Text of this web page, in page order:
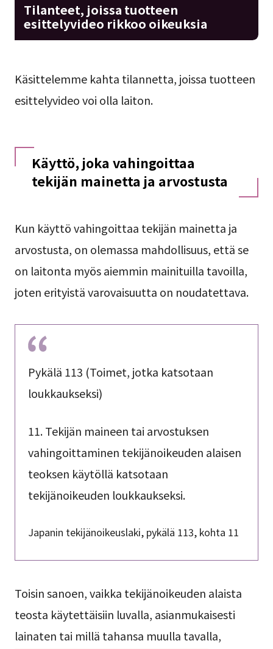
Tilanteet, joissa tuotteen
esittelyvideo rikkoo oikeuksia
Käsittelemme kahta tilannetta, joissa tuotteen
esittelyvideo voi olla laiton.
Käyttö, joka vahingoittaa
tekijän mainetta ja arvostusta
Kun käyttö vahingoittaa tekijän mainetta ja
arvostusta, on olemassa mahdollisuus, että se
on laitonta myös aiemmin mainituilla tavoilla,
joten erityistä varovaisuutta on noudatettava.
Pykälä 113 (Toimet, jotka katsotaan
loukkaukseksi)
11. Tekijän maineen tai arvostuksen
vahingoittaminen tekijänoikeuden alaisen
teoksen käytöllä katsotaan
tekijänoikeuden loukkaukseksi.
Japanin tekijänoikeuslaki, pykälä 113, kohta 11
Toisin sanoen, vaikka tekijänoikeuden alaista
teosta käytettäisiin luvalla, asianmukaisesti
lainaten tai millä tahansa muulla tavalla,